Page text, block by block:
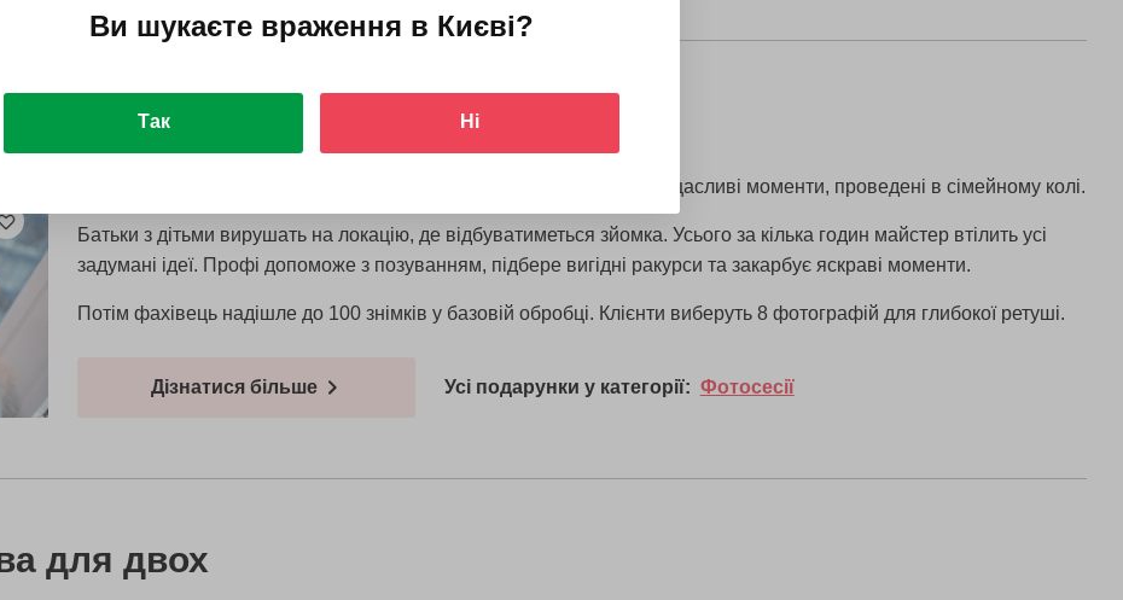
На клієнтів чекає фотосесія, яка допоможе закарбувати в пам'яті щасливі моменти, проведені в сімейному колі.
Батьки з дітьми вирушать на локацію, де відбуватиметься зйомка. Усього за кілька годин майстер втілить усі
задумані ідеї. Профі допоможе з позуванням, підбере вигідні ракурси та закарбує яскраві моменти.
Потім фахівець надішле до 100 знімків у базовій обробці. Клієнти виберуть 8 фотографій для глибокої ретуші.
Дізнатися більше Усі подарунки у категорії: Фотосесії
для двох
Ви шукаєте враження в Києві?
Так Ні